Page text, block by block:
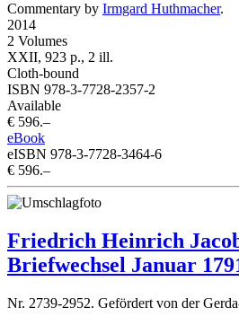
Commentary by Irmgard Huthmacher.
2014
2 Volumes
XXII, 923 p., 2 ill.
Cloth-bound
ISBN 978-3-7728-2357-2
Available
€ 596.–
eBook
eISBN 978-3-7728-3464-6
€ 596.–
Friedrich Heinrich
Briefwechsel Januar
Nr. 2739-2952. Gefördert von der